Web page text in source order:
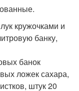
кружочками и
банку,
банок
ложек сахара,
штук 20